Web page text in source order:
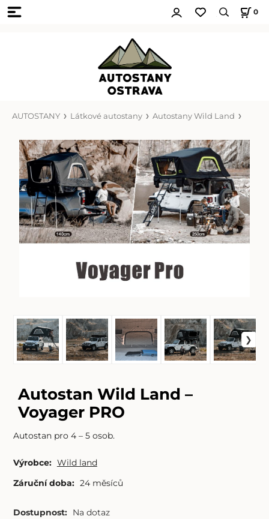
0
AUTOSTANY Látkové autostany Autostany Wild Land
Autostan Wild Land –
Voyager PRO
Autostan pro 4 – 5 osob.
Výrobce: Wild land
Záruční doba: 24 měsíců
Dostupnost: Na dotaz